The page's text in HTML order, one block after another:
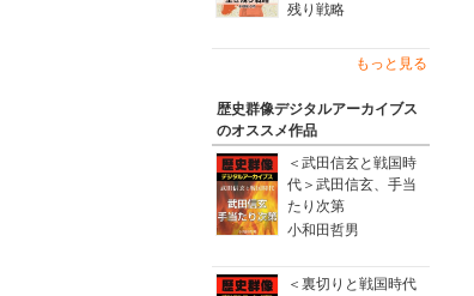
残り戦略
もっと見る
歴史群像デジタルアーカイブス
のオススメ作品
＜武田信玄と戦国時
代＞武田信玄、手当
たり次第
小和田哲男
＜裏切りと戦国時代